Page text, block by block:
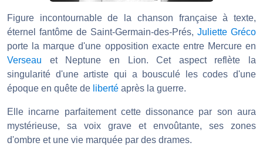
Figure incontournable de la chanson française à texte,
éternel fantôme de Saint-Germain-des-Prés, Juliette Gréco
porte la marque d'une opposition exacte entre Mercure en
Verseau et Neptune en Lion. Cet aspect reflète la
singularité d'une artiste qui a bousculé les codes d'une
époque en quête de liberté après la guerre.
Elle incarne parfaitement cette dissonance par son aura
mystérieuse, sa voix grave et envoûtante, ses zones
d'ombre et une vie marquée par des drames.